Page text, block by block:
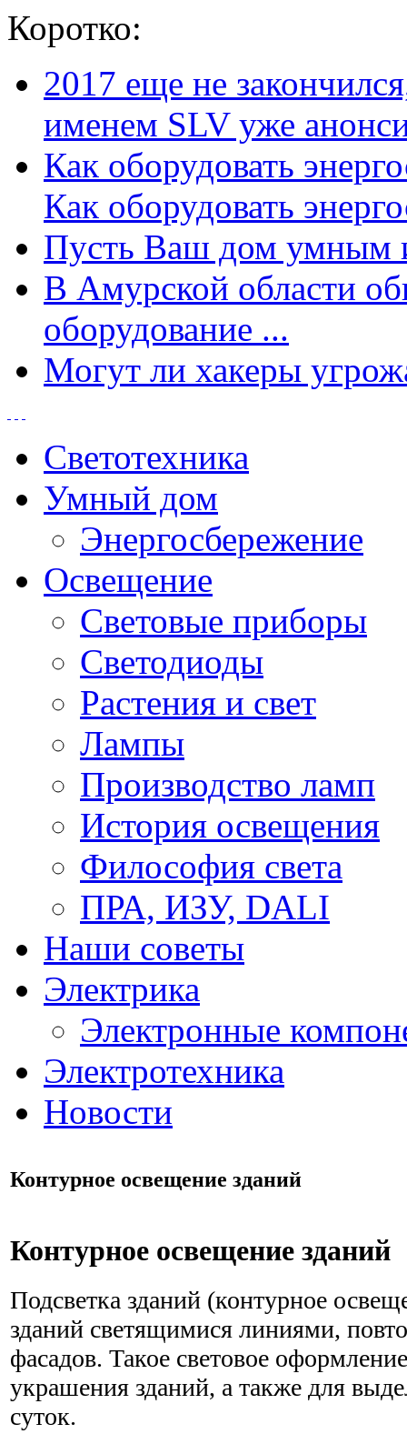
Коротко:
2017 еще не
именем SLV уже
Как оборудовать
Как оборудовать
Пусть Ваш дом умным
В Амурской области
оборудование ...
Могут ли хакеры
Светотехника
Умный дом
Энергосбережение
Освещение
Световые приборы
Светодиоды
Растения и свет
Лампы
Производство ламп
История освещения
Философия света
ПРА, ИЗУ, DALI
Наши советы
Электрика
Электронные
Электротехника
Новости
Контурное освещение зданий
Контурное освещение зданий
Подсветка зданий (контурное
зданий светящимися линиями,
фасадов. Такое световое
украшения зданий, а также для
суток.